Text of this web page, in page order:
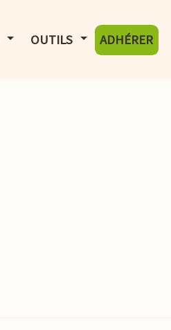
AFFICHER LE MENU
OUTILS AFFICHER LE MENU
ADHÉRER